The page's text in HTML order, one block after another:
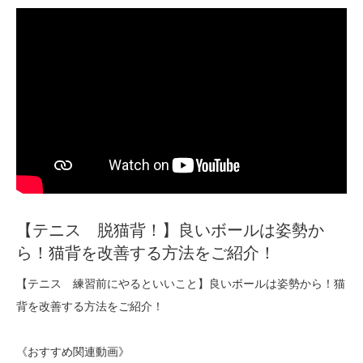
【テニス 脱猫背！】良いボールは姿勢か
ら！猫背を改善する方法をご紹介！
【テニス 練習前にやるといいこと】良いボールは姿勢から！猫
背を改善する方法をご紹介！
《おすすめ関連動画》